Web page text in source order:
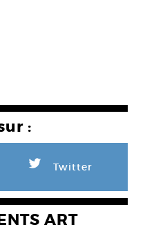
:
L Twitter
ART